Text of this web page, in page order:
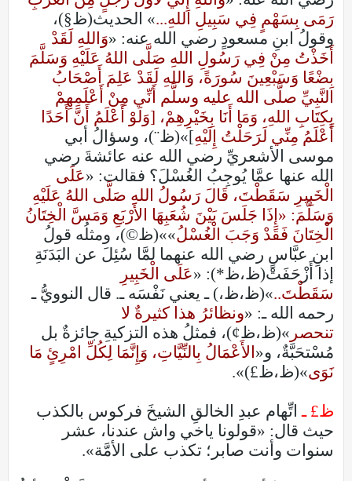
رَمَى بِسَهْمٍ فِي سَبِيلِ اللهِ...» الحديث(ظ§)،
وقولُ ابنِ مسعودٍ رضي الله عنه: «وَاللهِ لَقَدْ
أَخَذْتُ مِنْ فِي رَسُولِ اللهِ صَلَّى اللهُ عَلَيْهِ وَسَلَّمَ
بِضْعًا وَسَبْعِينَ سُورَةً، وَاللهِ لَقَدْ عَلِمَ أَصْحَابُ
النَّبِيِّ صلَّى الله عليه وسلَّم أَنِّي مِنْ أَعْلَمِهِمْ
بِكِتَابِ اللهِ، وَمَا أَنَا بِخَيْرِهِمْ، [وَلَوْ أَعْلَمُ أَنَّ أَحَدًا
أَعْلَمُ مِنِّي لَرَحَلْتُ إِلَيْهِ]»(ظ¨)، وسؤالُ أبي
موسى الأشعريِّ رضي الله عنه عائشةَ رضي
الله عنها عمَّا يُوجِبُ الغُسْلَ؟ فقالت: «عَلَى
الْخَبِيرِ سَقَطْتَ، قَالَ رَسُولُ اللهِ صَلَّى اللهُ عَلَيْهِ
وَسَلَّمَ: «إِذَا جَلَسَ بَيْنَ شُعَبِهَا الأَرْبَعِ وَمَسَّ الْخِتَانُ
الْخِتَانَ فَقَدْ وَجَبَ الْغُسْلُ»»(ظ©)، ومثلُه قولُ
ابنِ عبَّاسٍ رضي الله عنهما لمَّا سُئِلَ عن البَدَنَةِ
إذا أَزْحَفَتْ(ظ،ظ*): «عَلَى الْخَبِيرِ
سَقَطْتَ..»(ظ،ظ،) ـ يعني نَفْسَه ـ. قال النوويُّ ـ
رحمه الله ـ: «ونظائرُ هذا كثيرةٌ لا
تنحصر »(ظ،ظ¢)، فمثلُ هذه التزكيةِ جائزةٌ بل
مُسْتحَبَّةٌ، و« الأَعْمَالُ بِالنِّيَّاتِ، وَإِنَّمَا لِكُلِّ امْرِئٍ مَا
نَوَى»(ظ،ظ£)».
ظ£ ـاتِّهام عبدِ الخالقِ الشيخَ فركوس بالكذب
حيث قال: «قولونا ياخي واش عندنا، عشر
سنوات وأنت صابر؛ تكذب على الأمَّة».